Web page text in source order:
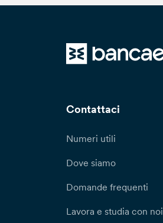
Contattaci
Numeri utili
Dove siamo
Domande frequenti
Lavora e studia con noi